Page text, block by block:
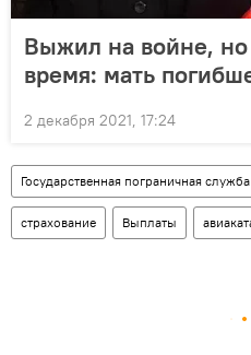
Выжил на войне,
время: мать
2 декабря 2021, 17:24
Государственная пограничная
страхование Выплаты